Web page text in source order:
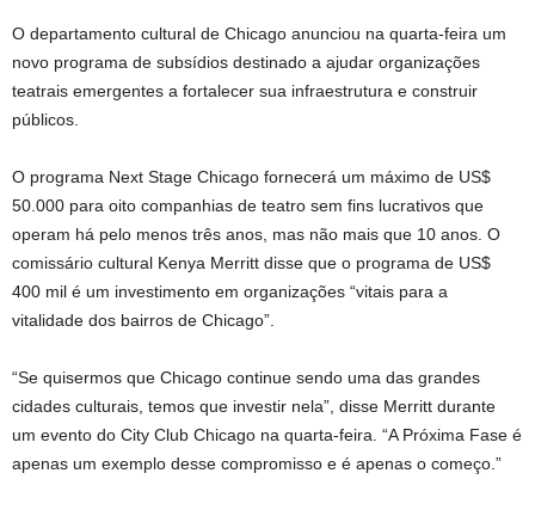
O departamento cultural de Chicago anunciou na quarta-feira um
novo programa de subsídios destinado a ajudar organizações
teatrais emergentes a fortalecer sua infraestrutura e construir
públicos.
O programa Next Stage Chicago fornecerá um máximo de US$
50.000 para oito companhias de teatro sem fins lucrativos que
operam há pelo menos três anos, mas não mais que 10 anos. O
comissário cultural Kenya Merritt disse que o programa de US$
400 mil é um investimento em organizações “vitais para a
vitalidade dos bairros de Chicago”.
“Se quisermos que Chicago continue sendo uma das grandes
cidades culturais, temos que investir nela”, disse Merritt durante
um evento do City Club Chicago na quarta-feira. “A Próxima Fase é
apenas um exemplo desse compromisso e é apenas o começo.”